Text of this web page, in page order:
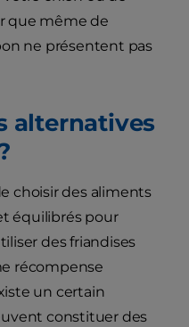
que même de
ne présentent pas
alternatives
choisir des aliments
équilibrés pour
des friandises
récompense
un certain
constituer des